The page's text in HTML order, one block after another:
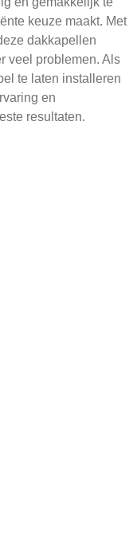
keuze maakt. Met
dakkapellen
veel problemen. Als
te laten installeren
en
resultaten.